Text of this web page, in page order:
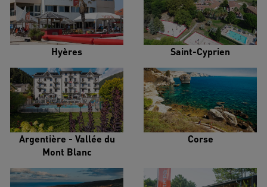
Hyères Saint-Cyprien
Argentière - Vallée du
Mont Blanc
Corse